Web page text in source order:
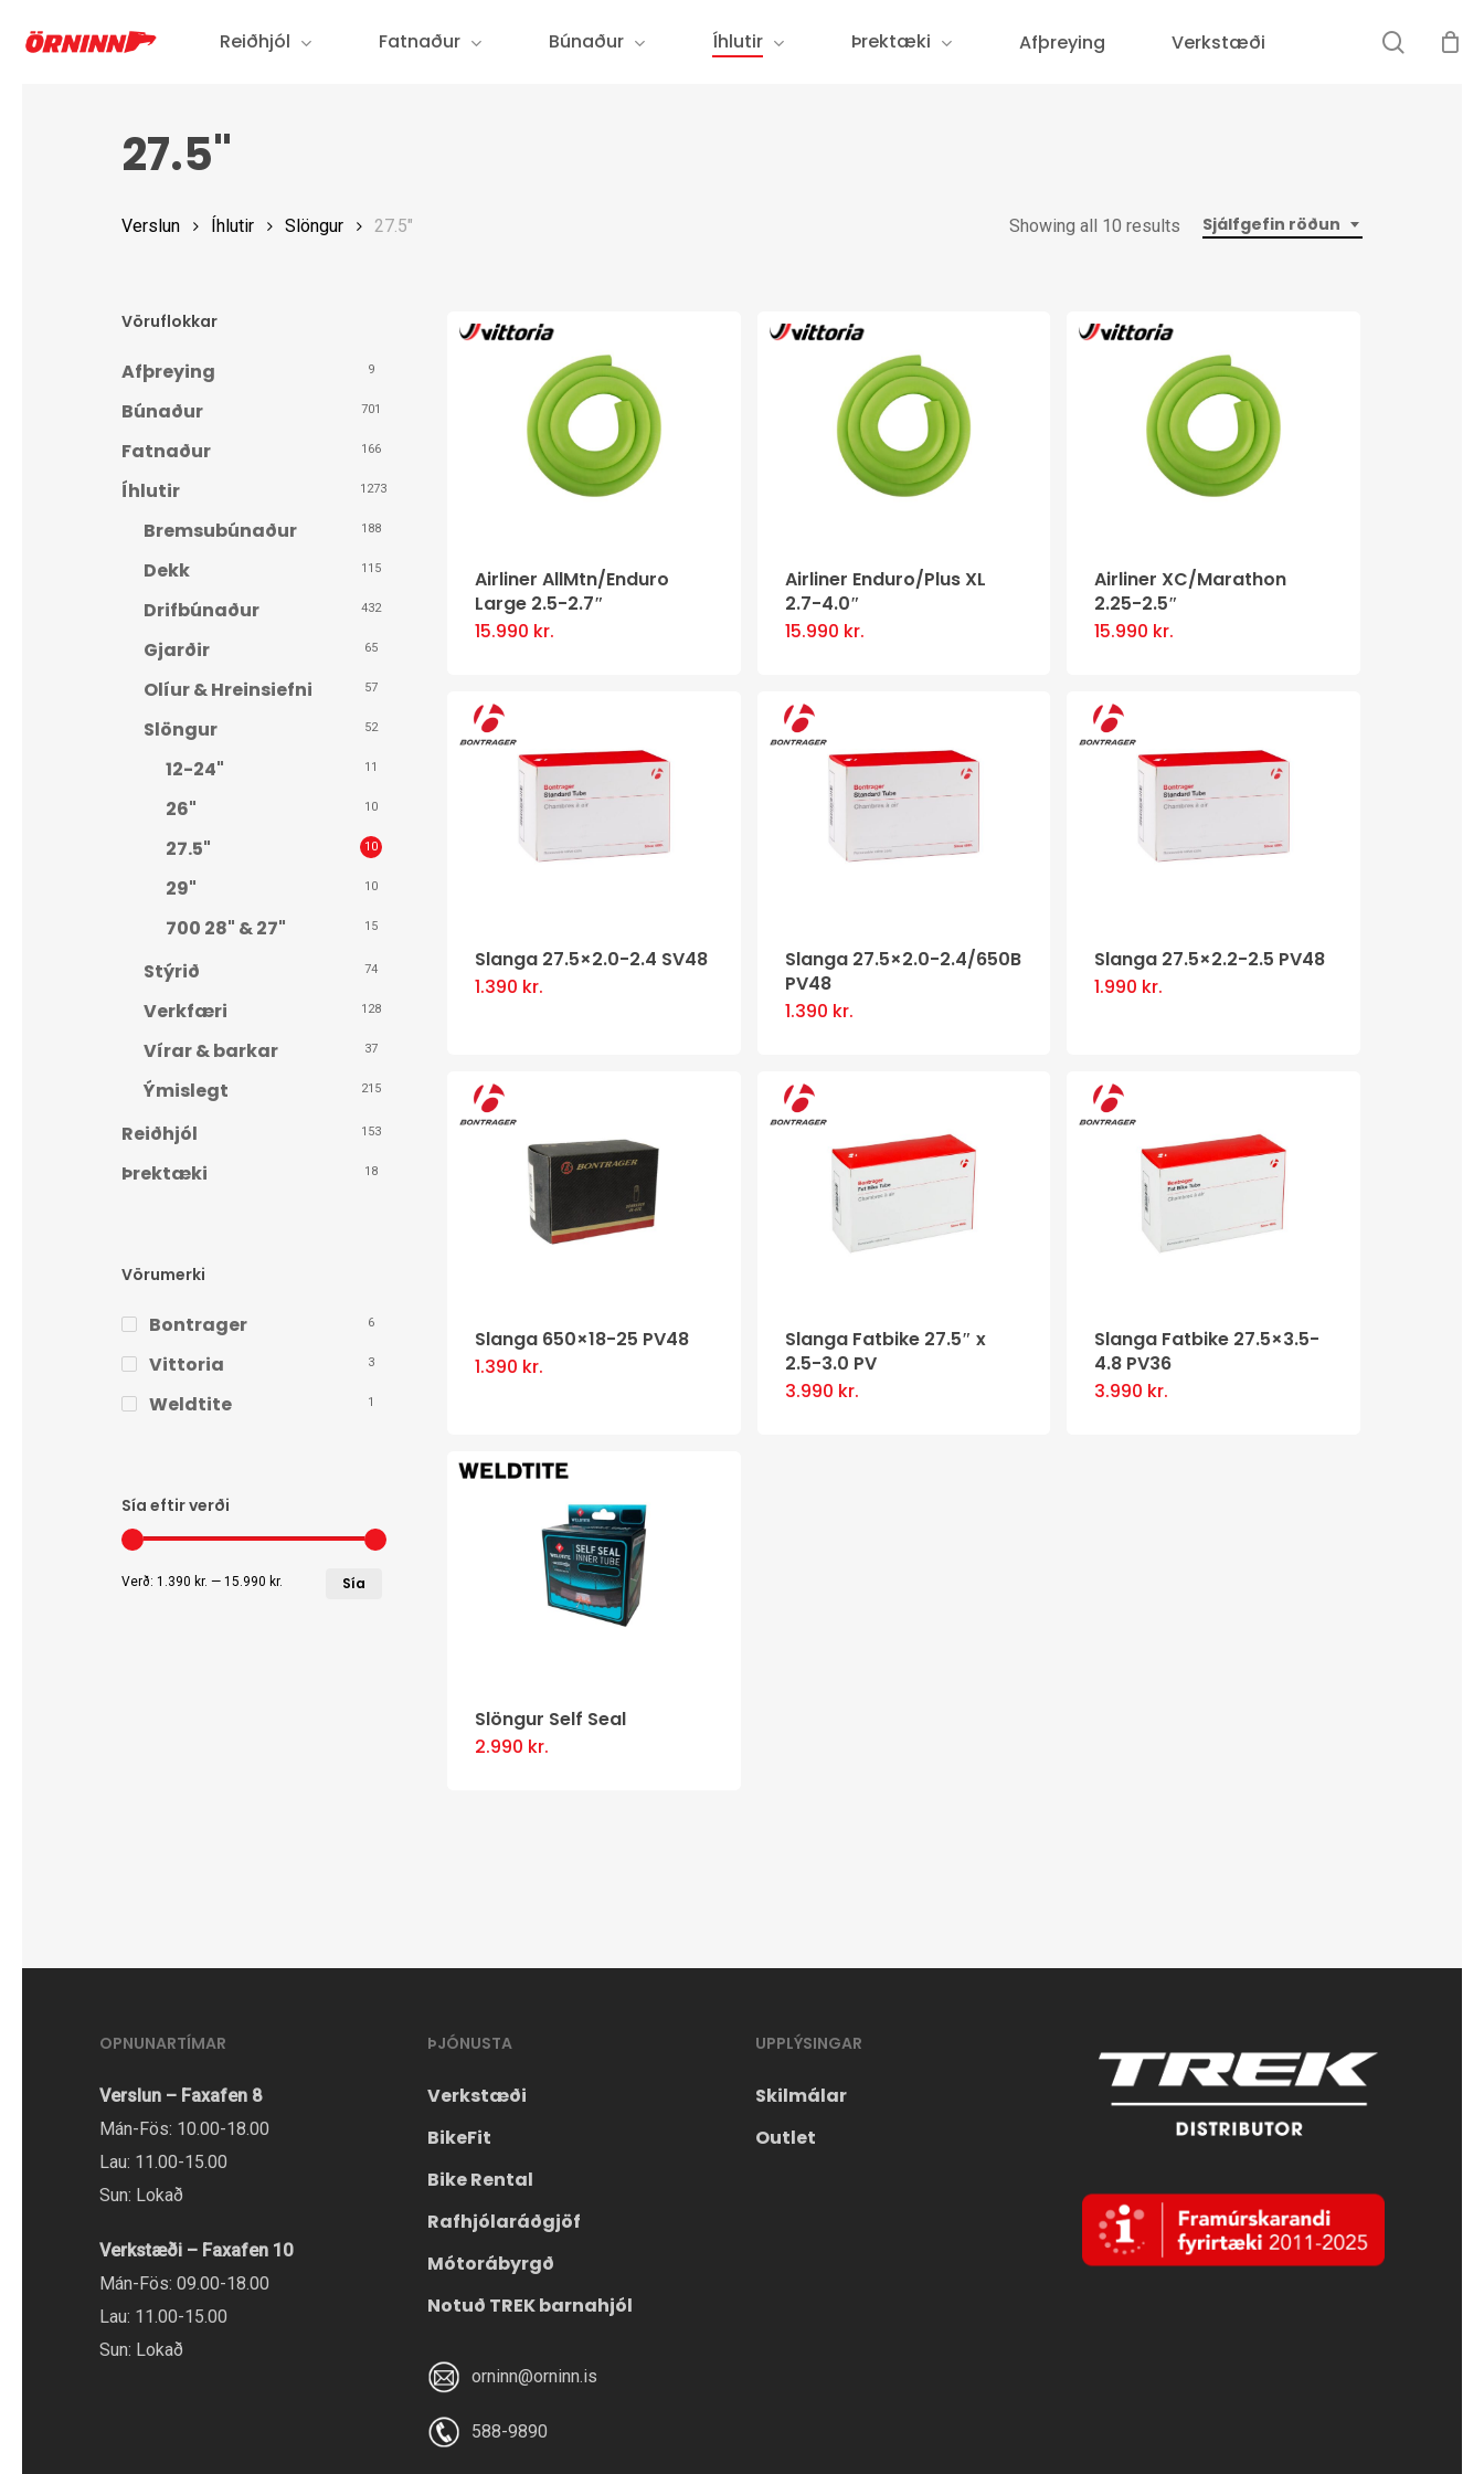
Hit enter to search or ESC to close
Reiðhjól Fatnaður Búnaður Íhlutir Þrektæki Afþreying Verkstæði search
27.5"
Sjálfgefin röðun
Showing all 10 results
Verslun Íhlutir Slöngur 27.5"
Vöruflokkar
Afþreying 9
Búnaður 701
Fatnaður 166
Íhlutir 1273
Bremsubúnaður 188
Dekk 115
Drifbúnaður 432
Gjarðir 65
Olíur & Hreinsiefni 57
Slöngur 52
12-24" 11
26" 10
27.5" 10
29" 10
700 28" & 27" 15
Stýrið 74
Verkfæri 128
Vírar & barkar 37
Ýmislegt 215
Reiðhjól 153
Þrektæki 18
Vörumerki
Bontrager 6
Vittoria 3
Weldtite 1
Sía eftir verði
Sía
Verð: 1.390 kr. — 15.990 kr.
Airliner AllMtn/Enduro
Large 2.5-2.7″
15.990 kr.
Airliner Enduro/Plus XL
2.7-4.0″
15.990 kr.
Airliner XC/Marathon
2.25-2.5″
15.990 kr.
Slanga 27.5×2.0-2.4 SV48
1.390 kr.
Slanga 27.5×2.0-2.4/650B
PV48
1.390 kr.
Slanga 27.5×2.2-2.5 PV48
1.990 kr.
Slanga 650×18-25 PV48
1.390 kr.
Slanga Fatbike 27.5″ x
2.5-3.0 PV
3.990 kr.
Slanga Fatbike 27.5×3.5-
4.8 PV36
3.990 kr.
Slöngur Self Seal
2.990 kr.
OPNUNARTÍMAR
Verslun – Faxafen 8
Mán-Fös: 10.00-18.00
Lau: 11.00-15.00
Sun: Lokað
Verkstæði – Faxafen 10
Mán-Fös: 09.00-18.00
Lau: 11.00-15.00
Sun: Lokað
ÞJÓNUSTA
Verkstæði
BikeFit
Bike Rental
Rafhjólaráðgjöf
Mótorábyrgð
Notuð TREK barnahjól
orninn@orninn.is
588-9890
UPPLÝSINGAR
Skilmálar
Outlet